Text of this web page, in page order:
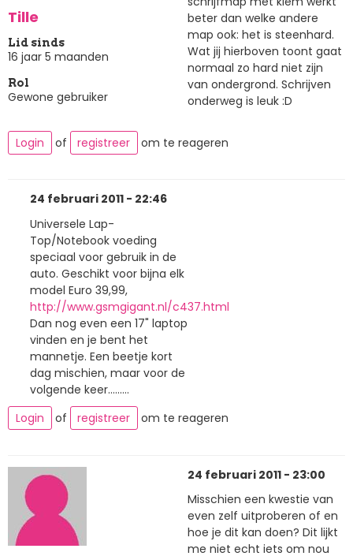
Tille
Lid sinds
16 jaar 5 maanden
Rol
Gewone gebruiker
beter dan welke andere
map ook: het is steenhard.
Wat jij hierboven toont gaat
normaal zo hard niet zijn
van ondergrond. Schrijven
onderweg is leuk :D
Login of registreer om te reageren
24 februari 2011 - 22:46
Universele Lap-
Top/Notebook voeding
speciaal voor gebruik in de
auto. Geschikt voor bijna elk
model Euro 39,99,
http://www.gsmgigant.nl/c437.html
Dan nog even een 17" laptop
vinden en je bent het
mannetje. Een beetje kort
dag mischien, maar voor de
volgende keer.........
Login
of registreer om te reageren
24 februari 2011 - 23:00
Misschien een kwestie van
even zelf uitproberen of en
hoe je dit kan doen? Dit lijkt
me niet echt iets om nou